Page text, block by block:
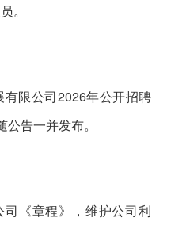
。
限公司2026年公开招聘
告一并发布。
《章程》，维护公司利